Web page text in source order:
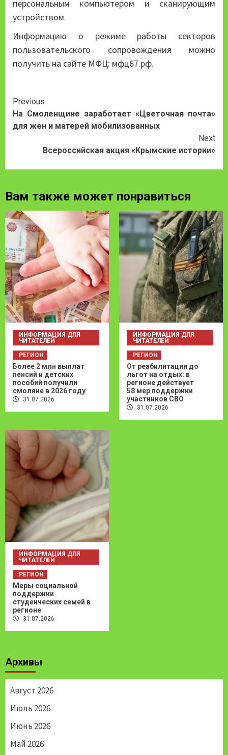
персональным компьютером и сканирующим
устройством.
Информацию о режиме работы секторов
пользовательского сопровождения можно
получить на сайте МФЦ: мфц67.рф.
Continue
Reading
Previous
На Смоленщине заработает «Цветочная почта»
для жен и матерей мобилизованных
Next
Всероссийская акция «Крымские истории»
Вам также может понравиться
ИНФОРМАЦИЯ ДЛЯ
ЧИТАТЕЛЕЙ
РЕГИОН
Более 2 млн выплат
пенсий и детских
пособий получили
смоляне в 2026 году
31.07.2026
ИНФОРМАЦИЯ ДЛЯ
ЧИТАТЕЛЕЙ
РЕГИОН
От реабилитации до
льгот на отдых: в
регионе действует
58 мер поддержки
участников СВО
31.07.2026
ИНФОРМАЦИЯ ДЛЯ
ЧИТАТЕЛЕЙ
РЕГИОН
Меры социальной
поддержки
студенческих семей в
регионе
31.07.2026
Архивы
Август 2026
Июль 2026
Июнь 2026
Май 2026